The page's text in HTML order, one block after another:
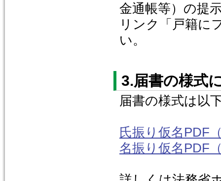
金通帳等）の提
リンク「戸籍に
い。
3.届書の様式
届書の様式は以
氏振り仮名PDF
名振り仮名PDF